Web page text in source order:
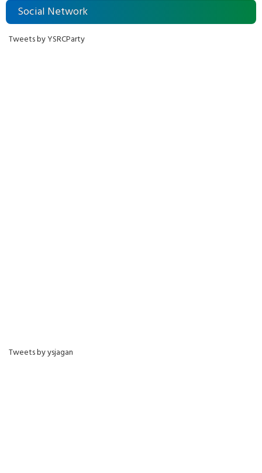
Social Network
Tweets by YSRCParty
Tweets by ysjagan